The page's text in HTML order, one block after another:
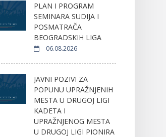
PLAN I PROGRAM
SEMINARA SUDIJA I
POSMATRAČA
BEOGRADSKIH LIGA
06.08.2026
JAVNI POZIVI ZA
POPUNU UPRAŽNJENIH
MESTA U DRUGOJ LIGI
KADETA I
UPRAŽNJENOG MESTA
U DRUGOJ LIGI PIONIRA